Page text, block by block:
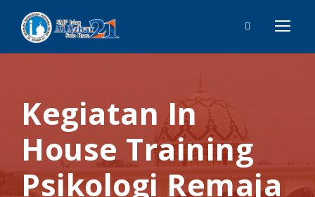
Kegiatan In
House Training
Psikologi Remaja